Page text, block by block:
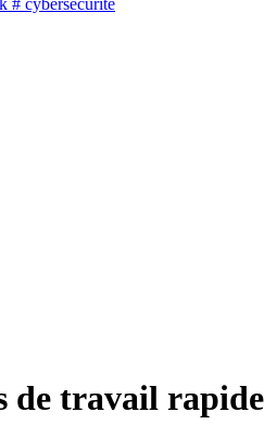
# cybersécurité
de travail